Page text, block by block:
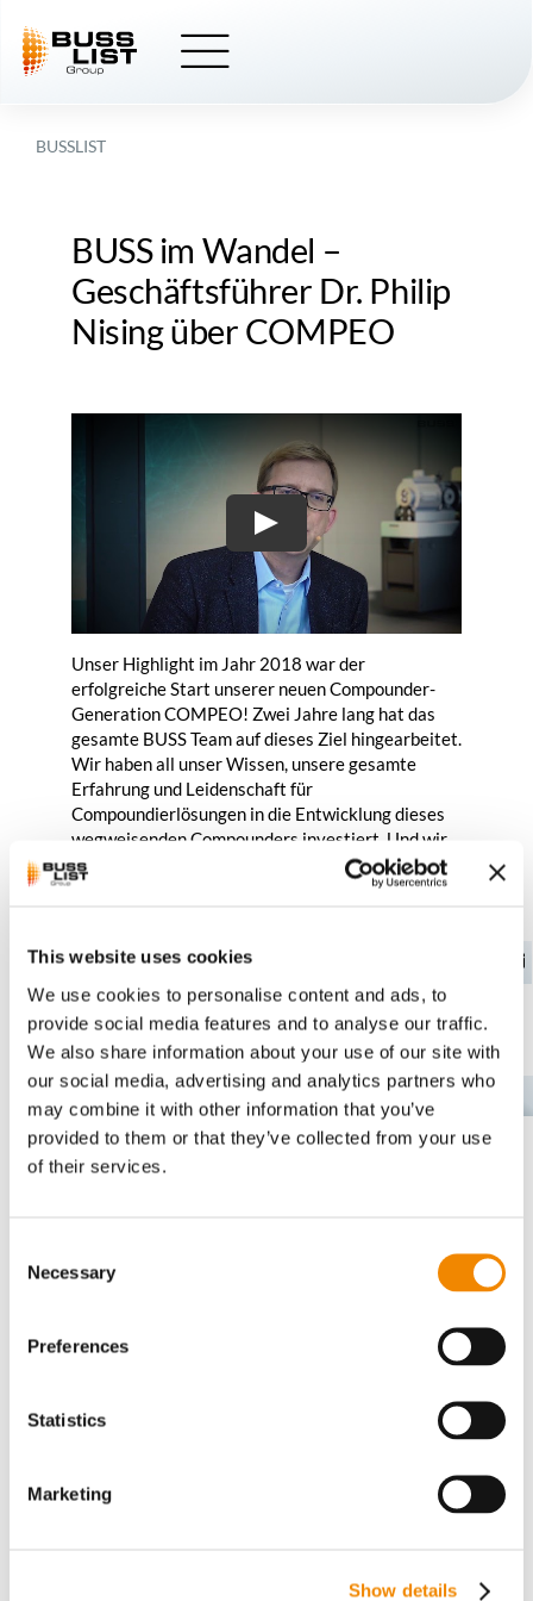
This website uses cookies
We use cookies to personalise content and ads, to
provide social media features and to analyse our traffic.
We also share information about your use of our site with
our social media, advertising and analytics partners who
may combine it with other information that you’ve
provided to them or that they’ve collected from your use
of their services.
Selection
Necessary
Preferences
Statistics
Marketing
Show details
content
BUSSLIST
BUSS im Wandel –
Geschäftsführer Dr. Philip
Nising über COMPEO
Unser Highlight im Jahr 2018 war der
erfolgreiche Start unserer neuen Compounder-
GenerationCOMPEO! Zwei Jahre lang hat das
gesamte BUSS Team auf dieses Ziel hingearbeitet.
Wir haben all unser Wissen, unsere gesamte
Erfahrung und Leidenschaft für
Compoundierlösungen in die Entwicklung dieses
wegweisenden Compounders investiert. Und wir
könnten gar nicht zufriedener mit den
Ergebnissen unserer Anstrengungen sein! Auf
letzten Monaten vorgestellt haben, war das
Feedback grossartig! Auch wenn das Jahr zu Ende
geht, ist dies nur der Anfang für BUSS und
CPS-F Pelletizer